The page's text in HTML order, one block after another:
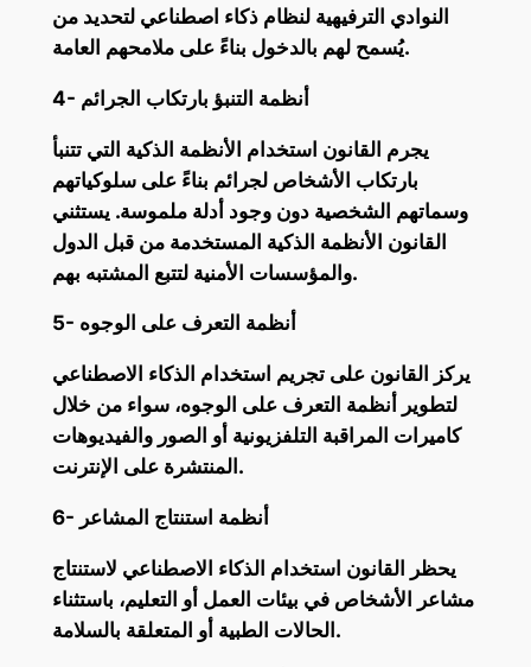
النوادي الترفيهية لنظام ذكاء اصطناعي لتحديد من
يُسمح لهم بالدخول بناءً على ملامحهم العامة.
4- أنظمة التنبؤ بارتكاب الجرائم
يجرم القانون استخدام الأنظمة الذكية التي تتنبأ
بارتكاب الأشخاص لجرائم بناءً على سلوكياتهم
وسماتهم الشخصية دون وجود أدلة ملموسة. يستثني
القانون الأنظمة الذكية المستخدمة من قبل الدول
والمؤسسات الأمنية لتتبع المشتبه بهم.
5- أنظمة التعرف على الوجوه
يركز القانون على تجريم استخدام الذكاء الاصطناعي
لتطوير أنظمة التعرف على الوجوه، سواء من خلال
كاميرات المراقبة التلفزيونية أو الصور والفيديوهات
المنتشرة على الإنترنت.
6- أنظمة استنتاج المشاعر
يحظر القانون استخدام الذكاء الاصطناعي لاستنتاج
مشاعر الأشخاص في بيئات العمل أو التعليم، باستثناء
الحالات الطبية أو المتعلقة بالسلامة.